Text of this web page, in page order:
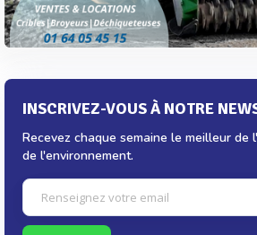
INSCRIVEZ-VOUS À NOTRE
Recevez chaque semaine le meilleur
de l'environnement.